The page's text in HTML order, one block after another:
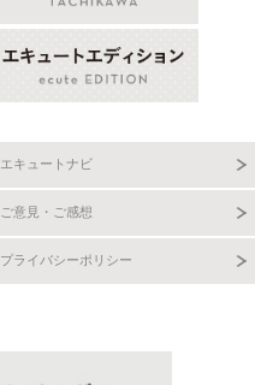
エキュートナビ
ご意見・ご感想
プライバシーポリシー